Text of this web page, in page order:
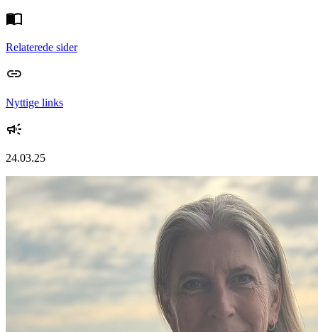
Relaterede sider
Nyttige links
24.03.25